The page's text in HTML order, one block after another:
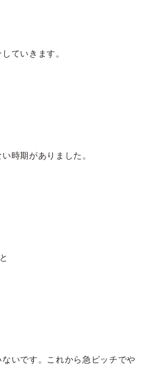
ていきます。
時期がありました。
ないです。これから急ピッチでや